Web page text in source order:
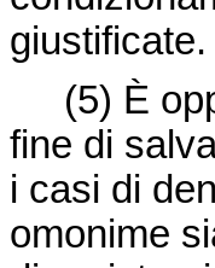
giustificate.
(5) È
fine di
i casi di
omonime